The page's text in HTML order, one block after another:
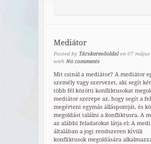
Mediátor
Posted by Társkeresőoldal on 07 május
with No comments
Mit csinál a mediátor? A mediátor
személy vagy szervezet, aki segít
több fél közötti konfliktusokat
mediátor szerepe az, hogy segít a
megérteni egymás álláspontját, és
megoldást találni a konfliktusra. A
az alábbi feladatokat látja el: A
általában a jogi rendszeren kívüli
konfliktusok megoldására